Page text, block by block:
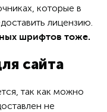
которые в
лицензию.
шрифтов тоже.
сайта
так как можно
не